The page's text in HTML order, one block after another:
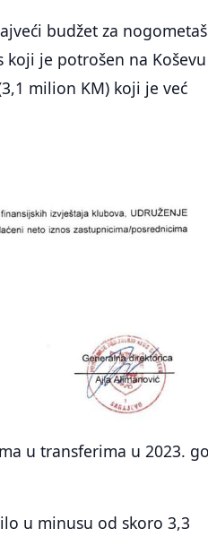
budžet za
je potrošen na
milion KM) koji je već
u transferima u 2023.
u minusu od skoro 3,3